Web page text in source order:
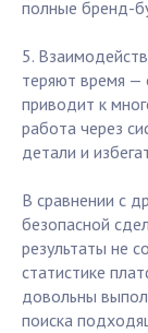
полные бренд-
5.
теряют время —
приводит к
работа через
детали и
В сравнении с
безопасной
результаты не
статистике
довольны
поиска